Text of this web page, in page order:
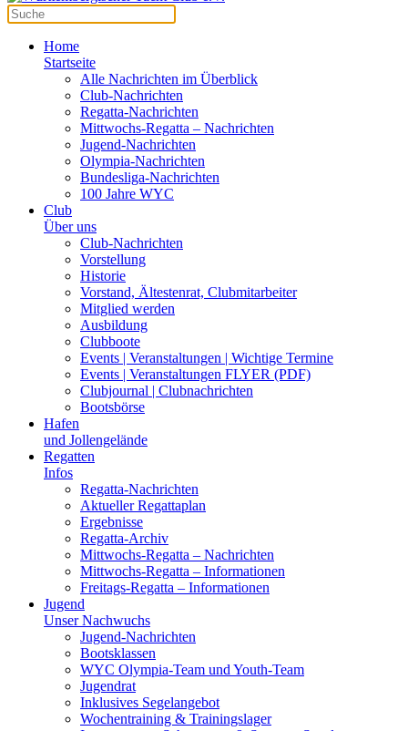
Home
Startseite
Alle Nachrichten im Überblick
Club-Nachrichten
Regatta-Nachrichten
Mittwochs-Regatta – Nachrichten
Jugend-Nachrichten
Olympia-Nachrichten
Bundesliga-Nachrichten
100 Jahre WYC
Club
Über uns
Club-Nachrichten
Vorstellung
Historie
Vorstand, Ältestenrat, Clubmitarbeiter
Mitglied werden
Ausbildung
Clubboote
Events | Veranstaltungen | Wichtige Termine
Events | Veranstaltungen FLYER (PDF)
Clubjournal | Clubnachrichten
Bootsbörse
Hafen
und Jollengelände
Regatten
Infos
Regatta-Nachrichten
Aktueller Regattaplan
Ergebnisse
Regatta-Archiv
Mittwochs-Regatta – Nachrichten
Mittwochs-Regatta – Informationen
Freitags-Regatta – Informationen
Jugend
Unser Nachwuchs
Jugend-Nachrichten
Bootsklassen
WYC Olympia-Team und Youth-Team
Jugendrat
Inklusives Segelangebot
Wochentraining & Trainingslager